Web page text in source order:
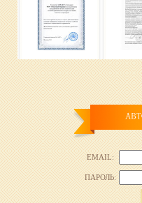
EMAIL:
ПАРОЛЬ: